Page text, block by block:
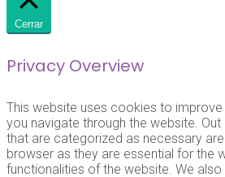
Cerrar
Privacy Overview
This website uses cookies to
you navigate through the website.
that are categorized as necessary
browser as they are essential for the
functionalities of the website. We